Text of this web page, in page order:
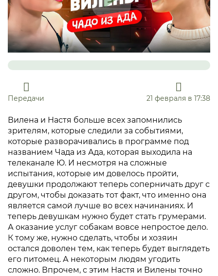
Передачи 21 февраля в 17:38
Вилена и Настя больше всех запомнились
зрителям, которые следили за событиями,
которые разворачивались в программе под
названием Чада из Ада, которая выходила на
телеканале Ю. И несмотря на сложные
испытания, которые им довелось пройти,
девушки продолжают теперь соперничать друг с
другом, чтобы доказать тот факт, что именно она
является самой лучше во всех начинаниях. И
теперь девушкам нужно будет стать грумерами.
А оказание услуг собакам вовсе непростое дело.
К тому же, нужно сделать, чтобы и хозяин
остался доволен тем, как теперь будет выглядеть
его питомец. А некоторым людям угодить
сложно. Впрочем, с этим Настя и Вилены точно